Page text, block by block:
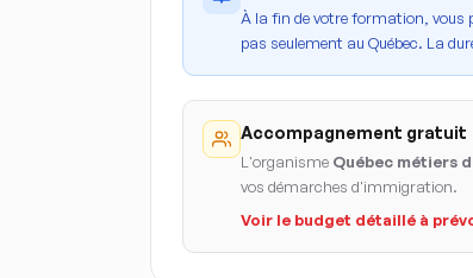
À la fin de votre formation, vous
pas seulement au Québec. La
Accompagnement gratuit
L'organisme Québec métiers
vos démarches d'immigration.
Voir le budget détaillé à